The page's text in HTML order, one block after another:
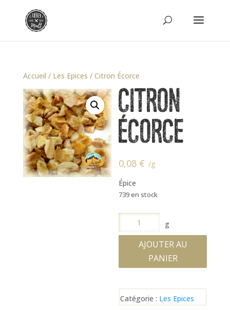
Accueil / Les Epices / Citron Écorce
CITRON
ÉCORCE
0,08 € /g
Épice
739 en stock
quantité
de
g
AJOUTER AU
PANIER
Catégorie : Les Epices